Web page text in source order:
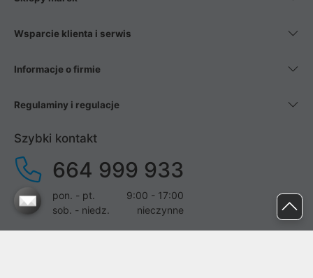
Wsparcie klienta i serwis
Informacje o firmie
Regulaminy i regulacje
Szybki kontakt
664 999 933
pon. - pt.
9:00 - 17:00
sob. - niedz.
nieczynne